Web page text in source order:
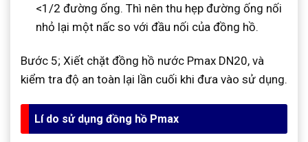
<1/2 đường ống. Thì nên thu hẹp đường ống nối
nhỏ lại một nấc so với đầu nối của đồng hồ.
Bước 5; Xiết chặt đồng hồ nước Pmax DN20, và
kiểm tra độ an toàn lại lần cuối khi đưa vào sử dụng.
Lí do sử dụng đồng hồ Pmax